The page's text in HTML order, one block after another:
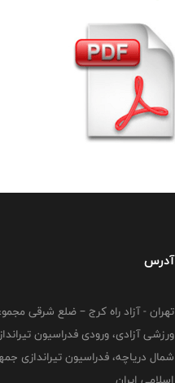
آدرس
تهران - آزاد راه کرج – ضلع شرقی
ورزشی آزادی، ورودی فدراسیون
شمال دریاچه، فدراسیون تیراندازی